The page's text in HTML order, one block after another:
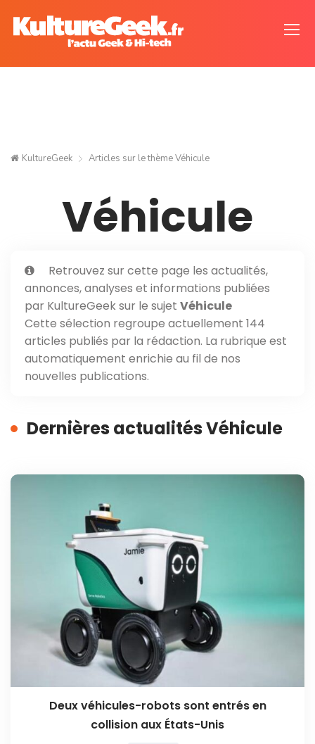
KultureGeek Articles sur le thèmeVéhicule
Véhicule
Retrouvez sur cette page les actualités,
annonces, analyses et informations publiées
par KultureGeek sur le sujet Véhicule
Cette sélection regroupe actuellement 144
articles publiés par la rédaction. La rubrique est
automatiquement enrichie au fil de nos
nouvelles publications.
Dernières actualités Véhicule
Deux véhicules-robots sont entrés en
collision aux États-Unis